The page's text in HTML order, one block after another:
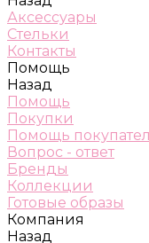
Аксессуары
Стельки
Контакты
Помощь
Назад
Помощь
Покупки
Помощь
Вопрос - ответ
Бренды
Коллекции
Готовые образы
Компания
Назад